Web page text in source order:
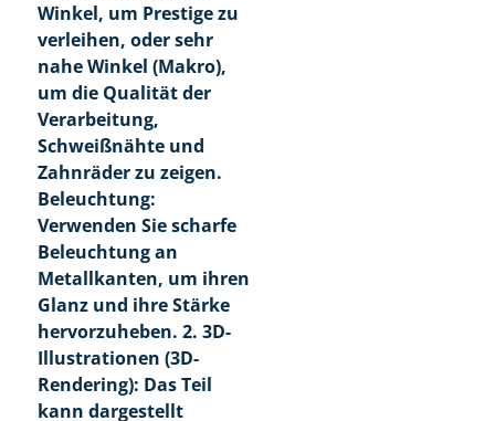
Winkel, um Prestige zu
verleihen, oder sehr
nahe Winkel (Makro),
um die Qualität der
Verarbeitung,
Schweißnähte und
Zahnräder zu zeigen.
Beleuchtung:
Verwenden Sie scharfe
Beleuchtung an
Metallkanten, um ihren
Glanz und ihre Stärke
hervorzuheben. 2. 3D-
Illustrationen (3D-
Rendering): Das Teil
kann dargestellt